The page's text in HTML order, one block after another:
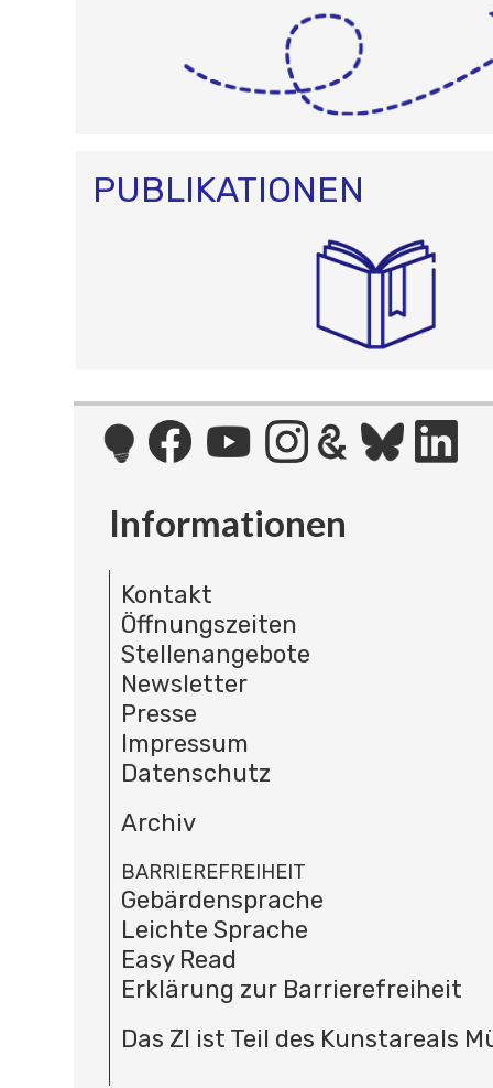
PUBLIKATIONEN
Informationen
Kontakt
Öffnungszeiten
Stellenangebote
Newsletter
Presse
Impressum
Datenschutz
Archiv
BARRIEREFREIHEIT
Gebärdensprache
Leichte Sprache
Easy Read
Erklärung zur Barrierefreiheit
Das ZI ist Teil des Kunstareals